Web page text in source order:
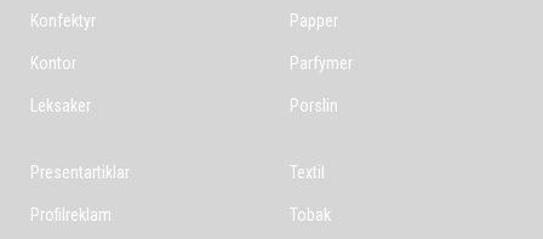
Konfektyr
Kontor
Leksaker
Papper
Parfymer
Porslin
Presentartiklar
Profilreklam
Textil
Tobak